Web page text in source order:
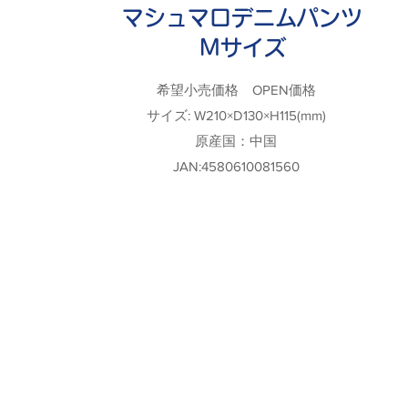
マシュマロデニムパンツ
Mサイズ
希望小売価格 OPEN価格
サイズ: W210×D130×H115(mm)
原産国：中国
JAN:4580610081560